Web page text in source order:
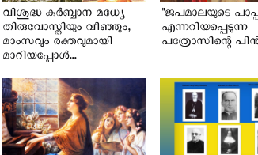
വിശുദ്ധ കുർബ്ബാന മധ്യേ
തിരുവോസ്തിയും വീഞ്ഞും,
മാംസവും രക്തവുമായി
മാറിയപ്പോൾ...
"ജപമാലയുടെ
എന്നറിയപ്പെടുന്ന
പത്രോസിന്റെ